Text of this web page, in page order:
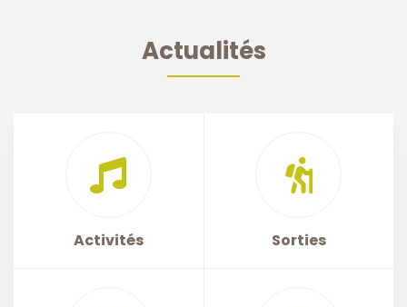
Actualités
Activités Sorties